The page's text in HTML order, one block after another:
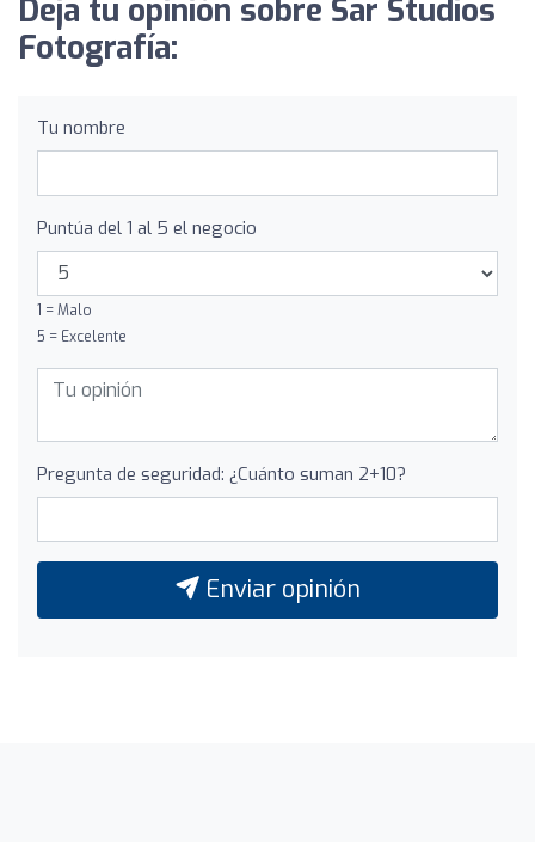
Deja tu opinión sobre Sar Studios
Fotografía:
Tu nombre
Puntúa del 1 al 5 el negocio
1 = Malo
5 = Excelente
Pregunta de seguridad: ¿Cuánto suman 2+10?
Enviar opinión